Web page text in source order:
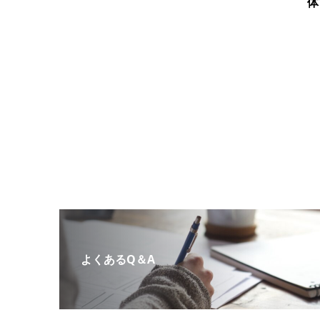
よくあるQ＆A